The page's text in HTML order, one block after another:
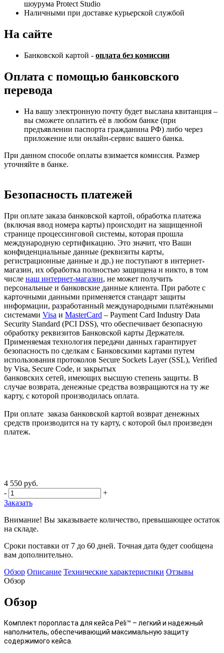
шоурума Protect Studio
Наличными при доставке курьерской службой
На сайте
Банковской картой - оплата без комиссии
Оплата с помощью банковского
перевода
На вашу электронную почту будет выслана квитанция –
вы сможете оплатить её в любом банке (при
предъявлении паспорта гражданина РФ) либо через
приложение или онлайн-сервис вашего банка.
При данном способе оплаты взимается комиссия. Размер
уточняйте в банке.
Безопасность платежей
При оплате заказа банковской картой, обработка платежа
(включая ввод номера карты) происходит на защищенной
странице процессинговой системы, которая прошла
международную сертификацию. Это значит, что Ваши
конфиденциальные данные (реквизиты карты,
регистрационные данные и др.) не поступают в интернет-
магазин, их обработка полностью защищена и никто, в том
числе наш интернет-магазин, не может получить
персональные и банковские данные клиента. При работе с
карточными данными применяется стандарт защиты
информации, разработанный международными платёжными
системами Visa и MasterCard – Payment Card Industry Data
Security Standard (PCI DSS), что обеспечивает безопасную
обработку реквизитов Банковской карты Держателя.
Применяемая технология передачи данных гарантирует
безопасность по сделкам с Банковскими картами путем
использования протоколов Secure Sockets Layer (SSL), Verified
by Visa, Secure Code, и закрытых
банковских сетей, имеющих высшую степень защиты. В
случае возврата, денежные средства возвращаются на ту же
карту, с которой производилась оплата.
При оплате заказа банковской картой возврат денежных
средств производится на ту карту, с которой был произведен
платеж.
4 550 руб.
-
+
Заказать
Внимание! Вы заказываете количество, превышающее остаток
на складе.
Сроки поставки от 7 до 60 дней. Точная дата будет сообщена
вам дополнительно.
Обзор Описание Технические характеристики Отзывы
Обзор
Обзор
Комплект поропласта для кейса Peli™ – легкий и надежный
наполнитель, обеспечивающий максимальную защиту
содержимого кейса.